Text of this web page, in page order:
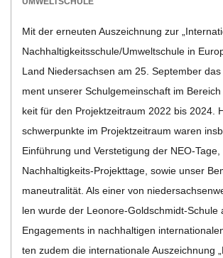
Mit der erneu­ten Aus­zeich­nung zur
Nachhaltigkeitsschule/​​Umweltschule in
Land Nie­der­sach­sen am 25. Sep­tem­ber
ment unse­rer Schul­ge­mein­schaft im
keit für den Pro­jekt­zeit­raum 2022 bis 2024.
schwer­punkte im Pro­jekt­zeit­raum waren
Ein­füh­rung und Ver­ste­ti­gung der NEO-
Nach­hal­­ti­g­keits-Pro­­jek­t­­tage, sowie unser
ma­neu­tra­li­tät. Als einer von
len wurde der Leo­­nore-Gol­d­­schmidt-Schule
Enga­ge­ments in nach­hal­ti­gen
ten zudem die inter­na­tio­nale Aus­zeich­nung